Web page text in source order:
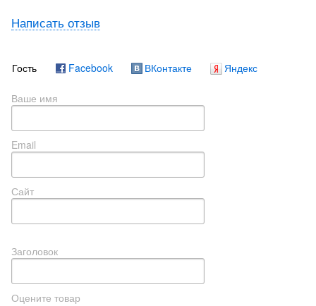
Написать отзыв
Гость Facebook ВКонтакте Яндекс
Ваше имя
Email
Сайт
Заголовок
Оцените товар